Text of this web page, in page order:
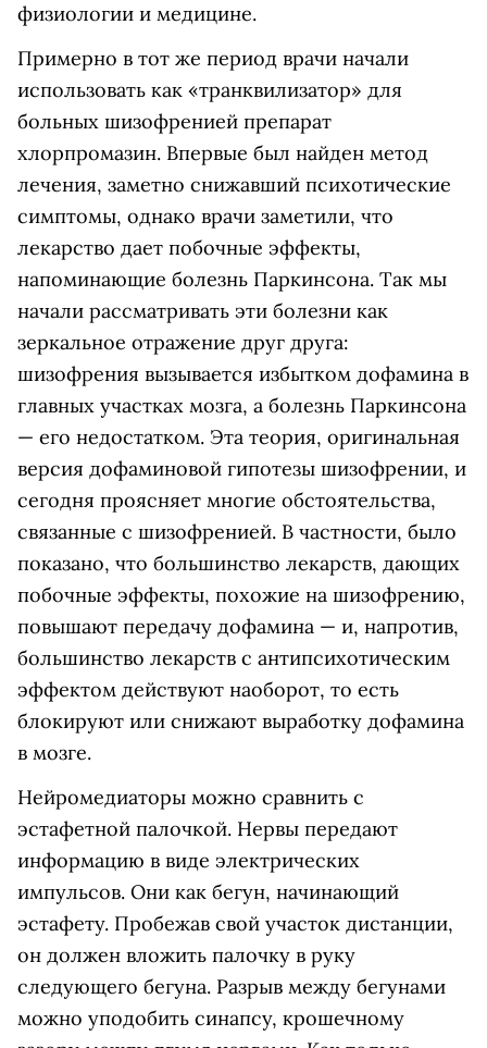
физиологии и медицине.
Примерно в тот же период врачи начали
использовать как «транквилизатор» для
больных шизофренией препарат
хлорпромазин. Впервые был найден метод
лечения, заметно снижавший психотические
симптомы, однако врачи заметили, что
лекарство дает побочные эффекты,
напоминающие болезнь Паркинсона. Так мы
начали рассматривать эти болезни как
зеркальное отражение друг друга:
шизофрения вызывается избытком дофамина в
главных участках мозга, а болезнь Паркинсона
— его недостатком. Эта теория, оригинальная
версия дофаминовой гипотезы шизофрении, и
сегодня проясняет многие обстоятельства,
связанные с шизофренией. В частности, было
показано, что большинство лекарств, дающих
побочные эффекты, похожие на шизофрению,
повышают передачу дофамина — и, напротив,
большинство лекарств с антипсихотическим
эффектом действуют наоборот, то есть
блокируют или снижают выработку дофамина
в мозге.
Нейромедиаторы можно сравнить с
эстафетной палочкой. Нервы передают
информацию в виде электрических
импульсов. Они как бегун, начинающий
эстафету. Пробежав свой участок дистанции,
он должен вложить палочку в руку
следующего бегуна. Разрыв между бегунами
можно уподобить синапсу, крошечному